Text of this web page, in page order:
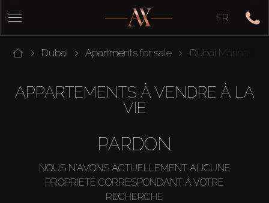
FR
Dubai Apartments for sale Dubai Marina
APPARTEMENTS À VENDRE À LA
VIE
PARDON
NOUS N'AVONS ACTUELLEMENT AUCUNE
PROPRIÉTÉ CORRESPONDANT À VOTRE
RECHERCHE